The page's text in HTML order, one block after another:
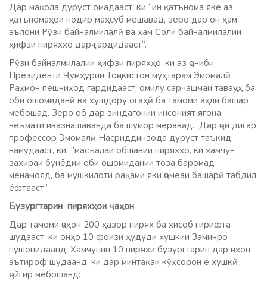
Дар мақола дуруст омадааст, ки “ин қатънома яке аз
қатъномаҳои нодир маҳсуб мешавад, зеро дар он ҳам
эълони Рӯзи байналмилалӣ ва ҳам Соли байналмилалии
ҳифзи пиряхҳо дарҷ гардидааст”.
Рӯзи байналмилалии ҳифзи пиряхҳо, ки аз ҷониби
Президенти Ҷумҳурии Тоҷикистон муҳтарам Эмомалӣ
Раҳмон пешниҳод гардидааст, омилу сарчашмаи таваҷҷуҳ ба
оби ошомиданӣ ва ҳушдору огаҳӣ ба тамоми аҳли башар
мебошад. Зеро об дар зиндагонии инсоният ягона
неъмати ивазнашаванда ба шумор меравад. Дар ҷои дигар
профессор Эмомалӣ Насриддинзода дуруст таъкид
намудааст, ки “масъалаи обшавии пиряхҳо, ки ҳамчун
захираи бунёдии оби ошомидании тоза баромад
менамояд, ба мушкилоти рақами яки ҷомеаи башарӣ табдил
ёфтааст”.
Бузургтарин пиряхҳои ҷаҳон
Дар тамоми ҷаҳон 200 ҳазор пирях ба ҳисоб гирифта
шудааст, ки онҳо 10 фоизи ҳудуди хушкии Заминро
пӯшонидаанд. Ҳамчунин 10 пиряхи бузургтарин дар ҷаҳон
эътироф шудаанд, ки дар минтақаи кӯҳсорон ё хушкӣ
ҷойгир мебошанд: